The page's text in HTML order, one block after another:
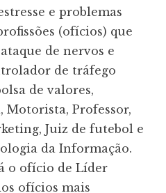
e problemas
(ofícios) que
de nervos e
de tráfego
de valores,
Motorista, Professor,
Juiz de futebol e
da Informação.
o ofício de Líder
ofícios mais